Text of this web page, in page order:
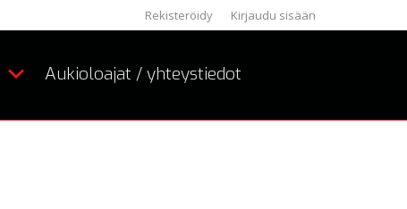
Rekisteröidy Kirjaudu sisään
Aukioloajat / yhteystiedot